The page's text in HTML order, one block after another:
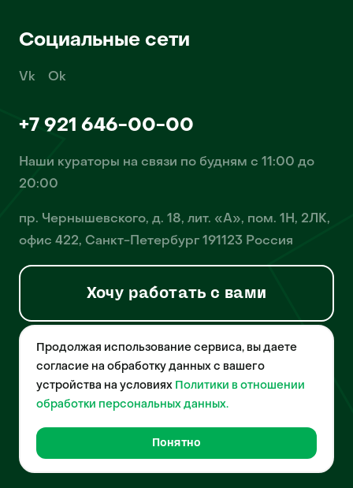
Социальные сети
Vk Ok
+7 921 646-00-00
Наши кураторы на связи по будням с 11:00 до
20:00
пр. Чернышевского, д. 18, лит. «А», пом. 1Н, 2ЛК,
офис 422, Санкт-Петербург 191123 Россия
Хочу работать с вами
© 2026 Pet-Yes. ООО «Биржа домашних животных «Пет-Ес»
осуществляет деятельность в области информационных
технологий, деятельность по разработке и эксплуатации
собственного программного обеспечения, деятельность
порталов в информационно-коммуникационной сети Интернет и
домашних животных», свидетельство о регистрации
№2021612018 от 10 февраля 2021 года.
Продолжая использование сервиса, вы даете
согласие на обработку данных с вашего
устройства на условиях Политики в отношении
обработки персональных данных.
Понятно